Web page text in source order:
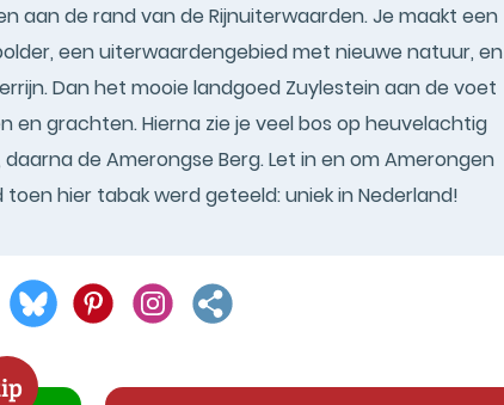
aan de rand van de Rijnuiterwaarden. Je maakt een
een uiterwaardengebied met nieuwe natuur, en
Dan het mooie landgoed Zuylestein aan de voet
en grachten. Hierna zie je veel bos op heuvelachtig
de Amerongse Berg. Let in en om Amerongen
hier tabak werd geteeld: uniek in Nederland!